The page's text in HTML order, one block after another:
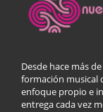
Desde hace más
formación musical
enfoque propio e
entrega cada vez